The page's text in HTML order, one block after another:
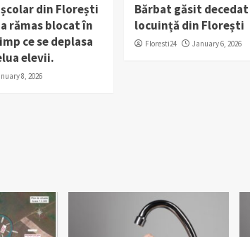
din Florești
rămas blocat în
ce se deplasa
elevii.
8, 2026
Bărbat găsit
locuință din Florești
Floresti24 January 6, 2026